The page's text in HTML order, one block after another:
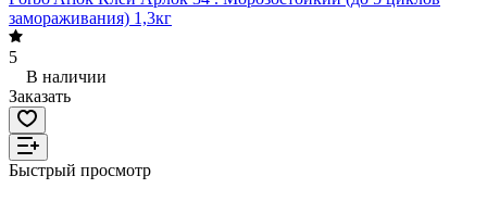
замораживания) 1,3кг
5
В наличии
Заказать
Быстрый просмотр